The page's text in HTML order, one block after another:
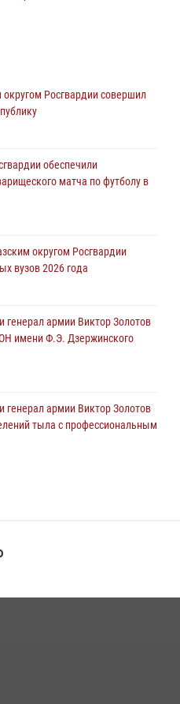
в памятном мероприятии,
мемориальной доски в
и полиции задержали
подозреваемого в
профилактическое
Росгвардии совершил
обеспечили
матча по футболу в
округом Росгвардии
вузов 2026 года
генерал армии Виктор Золотов
имени Ф.Э. Дзержинского
генерал армии Виктор Золотов
тыла с профессиональным
к 105-летию Центрального